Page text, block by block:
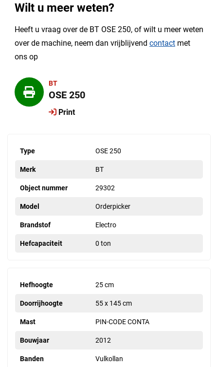
Wilt u meer weten?
Heeft u vraag over de BT OSE 250, of wilt u meer weten
over de machine, neem dan vrijblijvend contact met
ons op
BT
OSE 250
Print
Type OSE 250
Merk BT
Object nummer 29302
Model Orderpicker
Brandstof Electro
Hefcapaciteit 0 ton
Hefhoogte 25 cm
Doorrijhoogte 55 x 145 cm
Mast PIN-CODE CONTA
Bouwjaar 2012
Banden Vulkollan